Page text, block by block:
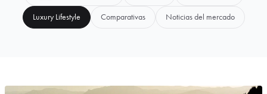
Luxury Lifestyle Comparativas Noticias del mercado